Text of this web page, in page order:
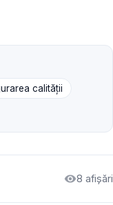
calității
8 afișări